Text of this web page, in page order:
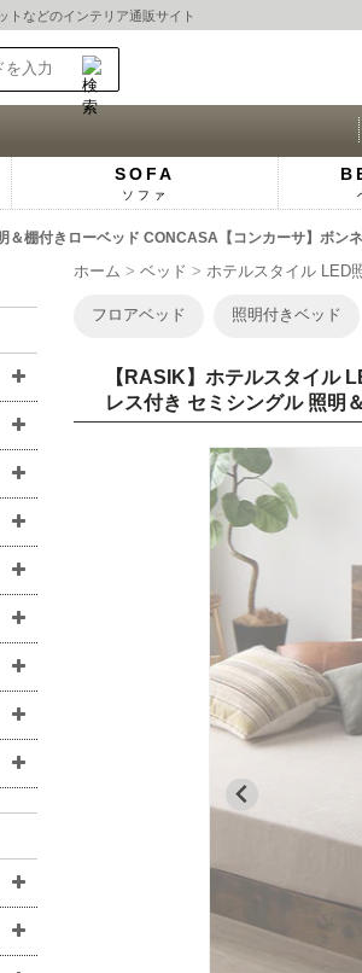
ト などのインテリア通販サイト
SOFA
ソファ
＆棚付きローベッド CONCASA【コンカーサ】ボ
ホーム ベッド ホテルスタイル LED
フロアベッド 照明付きベッド
【RASIK】ホテルスタイル
レス付き セミシングル 照明